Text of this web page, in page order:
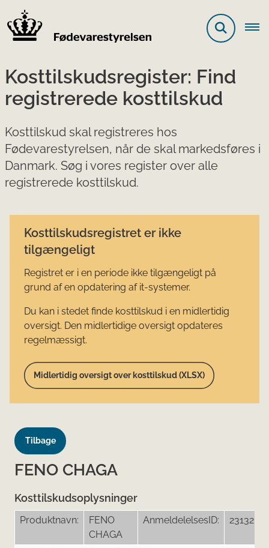
Kosttilskudsregister: Find
registrerede kosttilskud
Kosttilskud skal registreres hos
Fødevarestyrelsen, når de skal markedsføres i
Danmark. Søg i vores register over alle
registrerede kosttilskud.
Kosttilskudsregistret er ikke
tilgængeligt
Registret er i en periode ikke tilgængeligt på
grund af en opdatering af it-systemer.
Du kan i stedet finde kosttilskud i en midlertidig
oversigt. Den midlertidige oversigt opdateres
regelmæssigt.
Midlertidig oversigt over kosttilskud (XLSX)
Tilbage
FENO CHAGA
Kosttilskudsoplysninger
Produktnavn:
FENO
CHAGA
AnmeldelelsesID: 23132